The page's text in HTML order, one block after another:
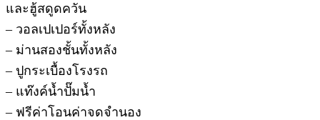
และฮู้สดูดควัน
– วอลเปเปอร์ทั้งหลัง
– ม่านสองชั้นทั้งหลัง
– ปูกระเบื้องโรงรถ
– แท๊งค์น้ำปั๊มน้ำ
– ฟรีค่าโอนค่าจดจำนอง